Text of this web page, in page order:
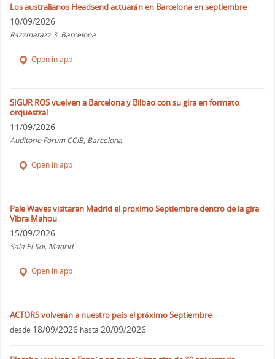
Los australianos Headsend actuarán en Barcelona en septiembre
10/09/2026
Razzmatazz 3 .Barcelona
Open in app
SIGUR ROS vuelven a Barcelona y Bilbao con su gira en formato
orquestral
11/09/2026
Auditorio Forum CCIB, Barcelona
Open in app
Pale Waves visitaran Madrid el proximo Septiembre dentro de la gira
Vibra Mahou
15/09/2026
Sala El Sol, Madrid
Open in app
ACTORS volverán a nuestro país el próximo Septiembre
desde 18/09/2026 hasta 20/09/2026